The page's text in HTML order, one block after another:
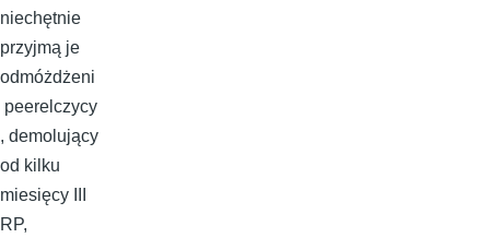
niechętnie
przyjmą je
odmóżdżeni
peerelczycy
, demolujący
od kilku
miesięcy III
RP,